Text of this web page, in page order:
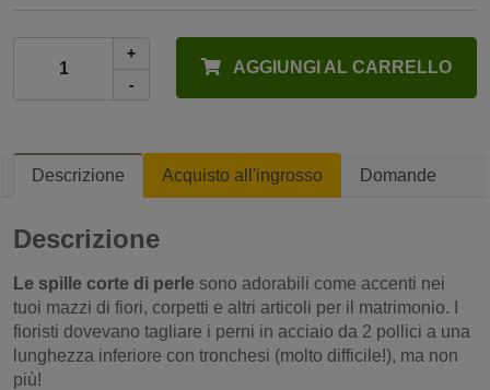
+
-
AGGIUNGI AL CARRELLO
Descrizione Acquisto all'ingrosso Domande
Descrizione
Le spille corte di perle sono adorabili come accenti nei
tuoi mazzi di fiori, corpetti e altri articoli per il matrimonio. I
fioristi dovevano tagliare i perni in acciaio da 2 pollici a una
lunghezza inferiore con tronchesi (molto difficile!), ma non
più!